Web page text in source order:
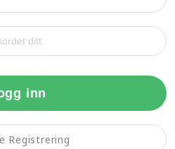
inn
Registrering